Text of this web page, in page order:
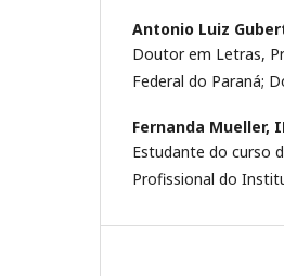
Antonio Luiz
Doutor em Letras,
Federal do Paraná;
Fernanda Mueller,
Estudante do curso
Profissional do